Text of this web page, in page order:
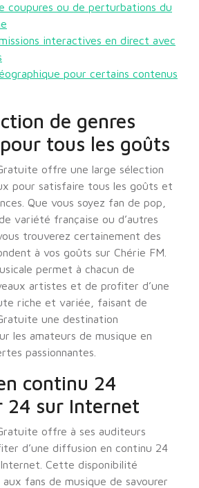
coupures ou de perturbations du
interactives en direct avec
pour certains contenus
de genres
tous les goûts
offre une large sélection
pour satisfaire tous les goûts et
Que vous soyez fan de pop,
variété française ou d’autres
trouverez certainement des
à vos goûts sur Chérie FM.
permet à chacun de
artistes et de profiter d’une
riche et variée, faisant de
une destination
les amateurs de musique en
passionnantes.
continu 24
24 sur Internet
offre à ses auditeurs
d’une diffusion en continu 24
Cette disponibilité
fans de musique de savourer